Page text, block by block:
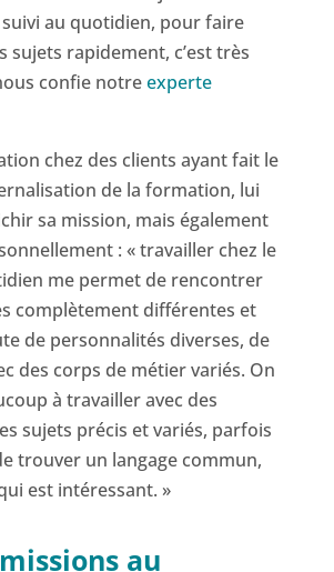
suivi au quotidien, pour faire
sujets rapidement, c’est très
confie notreexperte
chez des clients ayant fait le
de la formation, lui
sa mission, mais également
: « travailler chez le
me permet de rencontrer
complètement différentes et
de personnalités diverses, de
des corps de métier variés. On
à travailler avec des
sujets précis et variés, parfois
trouver un langage commun,
est intéressant. »
au